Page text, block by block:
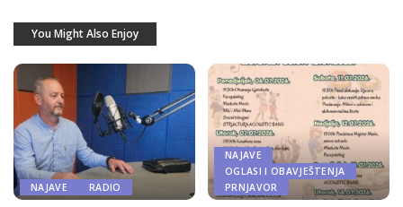
You Might Also Enjoy
NAJAVE RADIO
NAJAVE
OGLASI I OBAVJEŠTENJA
PRNJAVOR